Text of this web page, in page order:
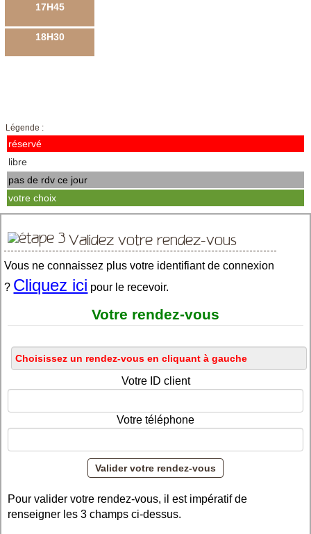
17H45
18H30
Légende :
réservé
libre
pas de rdv ce jour
votre choix
Validez votre rendez-vous
Vous ne connaissez plus votre identifiant de connexion
? Cliquez ici pour le recevoir.
Votre rendez-vous
Votre ID client
Votre téléphone
Pour valider votre rendez-vous, il est impératif de
renseigner les 3 champs ci-dessus.